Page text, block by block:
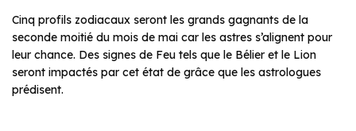
Cinq profils zodiacaux seront les grands gagnants de la
seconde moitié du mois de mai car les astres s’alignent pour
leur chance. Des signes de Feu tels que le Bélier et le Lion
seront impactés par cet état de grâce que les astrologues
prédisent.